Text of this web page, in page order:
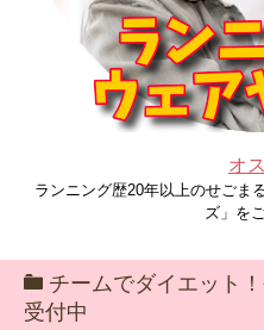
オ
ランニング歴20年以上のせごま
ズ」を
チームでダイエット
受付中